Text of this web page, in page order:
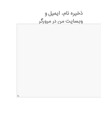
ذخیره نام، ایمیل و
وبسایت من در مرورگر